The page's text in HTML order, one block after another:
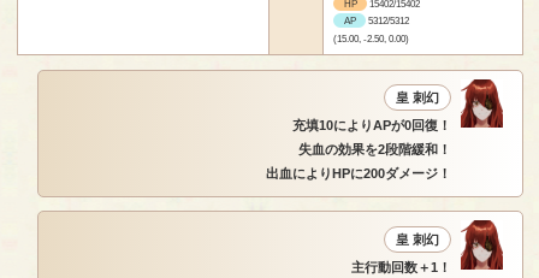
HP
15402/15402
AP
5312/5312
(15.00, -2.50, 0.00)
皇 刺幻
充填10によりAPが0回復！
失血の効果を2段階緩和！
出血によりHPに200ダメージ！
皇 刺幻
主行動回数＋1！